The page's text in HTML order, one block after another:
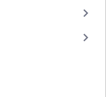
keyboard_arrow_right
keyboard_arrow_right